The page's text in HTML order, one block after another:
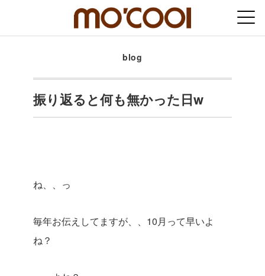
blog
振り返ると何も無かった日w
ね、、っ
毎年お伝えしてますが、、10月って早いよ
ね？